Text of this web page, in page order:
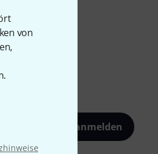
von
Jetzt anmelden